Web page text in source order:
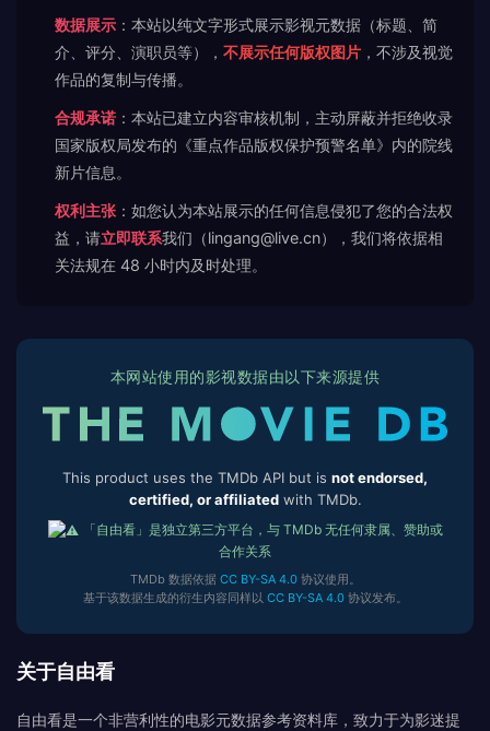
数据展示 ：本站以纯文字形式展示影视元数据（标题、简
介、评分、演职员等）， 不展示任何版权图片 ，不涉及视觉
作品的复制与传播。
合规承诺 ：本站已建立内容审核机制，主动屏蔽并拒绝收录
国家版权局发布的《重点作品版权保护预警名单》内的院线
新片信息。
权利主张 ：如您认为本站展示的任何信息侵犯了您的合法权
益，请立即联系我们（lingang@live.cn），我们将依据相
关法规在 48 小时内及时处理。
本网站使用的影视数据由以下来源提供
This product uses the TMDb API but is not endorsed,
certified, or affiliatedwith TMDb.
「自由看」是独立第三方平台，与 TMDb 无任何隶属、赞助或
合作关系
TMDb 数据依据 CC BY-SA 4.0协议使用。
基于该数据生成的衍生内容同样以 CC BY-SA 4.0协议发布。
关于自由看
自由看是一个非营利性的电影元数据参考资料库，致力于为影迷提